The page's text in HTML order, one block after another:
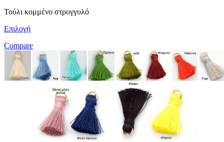
Τούλι κομμένο στρογγυλό
Επιλογή
Compare